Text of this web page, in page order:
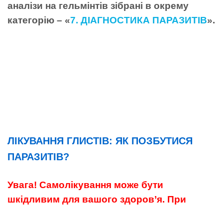
аналізи на гельмінтів зібрані в окрему
категорію – «7. ДІАГНОСТИКА ПАРАЗИТІВ».
ЛІКУВАННЯ ГЛИСТІВ: ЯК ПОЗБУТИСЯ
ПАРАЗИТІВ?
Увага! Самолікування може бути
шкідливим для вашого здоров’я. При